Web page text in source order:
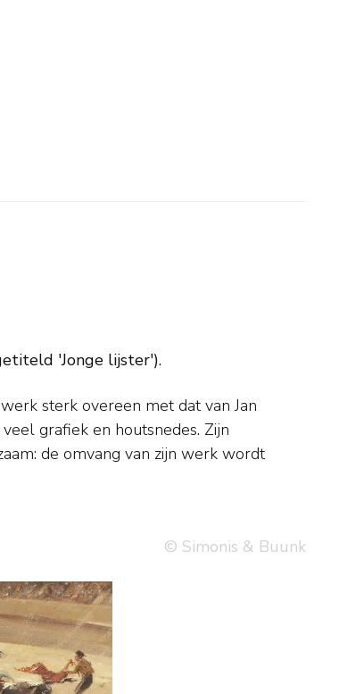
'Jonge lijster').
© Simonis & Buunk